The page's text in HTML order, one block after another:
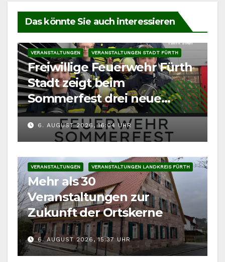
Das könnte Sie auch interessieren
VERANSTALTUNGEN VERANSTALTUNGEN STADT FÜRTH
Freiwillige Feuerwehr Fürth
Stadt zeigt beim
Sommerfest drei neue
Fahrzeuge
6. AUGUST 2026, 16:04 UHR
VERANSTALTUNGEN VERANSTALTUNGEN LANDKREIS FÜRTH
Mehr als 30
Veranstaltungen zur
Zukunft der Ortskerne
6. AUGUST 2026, 15:37 UHR